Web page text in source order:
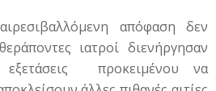
απόφαση δεν
ιατροί διενήργησαν
εξετάσεις προκειμένου να